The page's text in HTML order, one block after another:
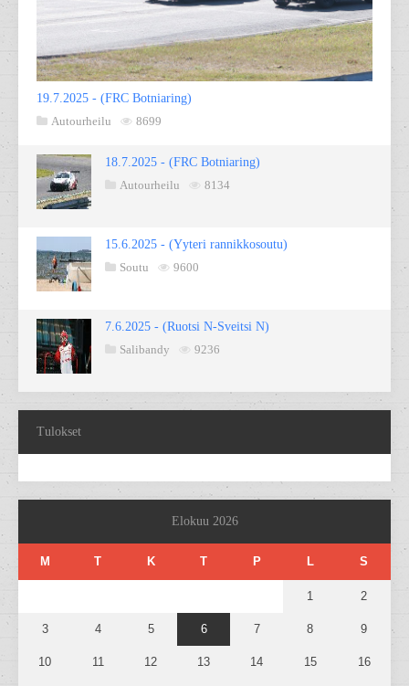
19.7.2025 - (FRC Botniaring)
Autourheilu
8699
18.7.2025 - (FRC Botniaring)
Autourheilu
8134
15.6.2025 - (Yyteri rannikkosoutu)
Soutu
9600
7.6.2025 - (Ruotsi N-Sveitsi N)
Salibandy
9236
Tulokset
Elokuu 2026
M T K T P L S
1 2
3 4 5 6 7 8 9
10 11 12 13 14 15 16